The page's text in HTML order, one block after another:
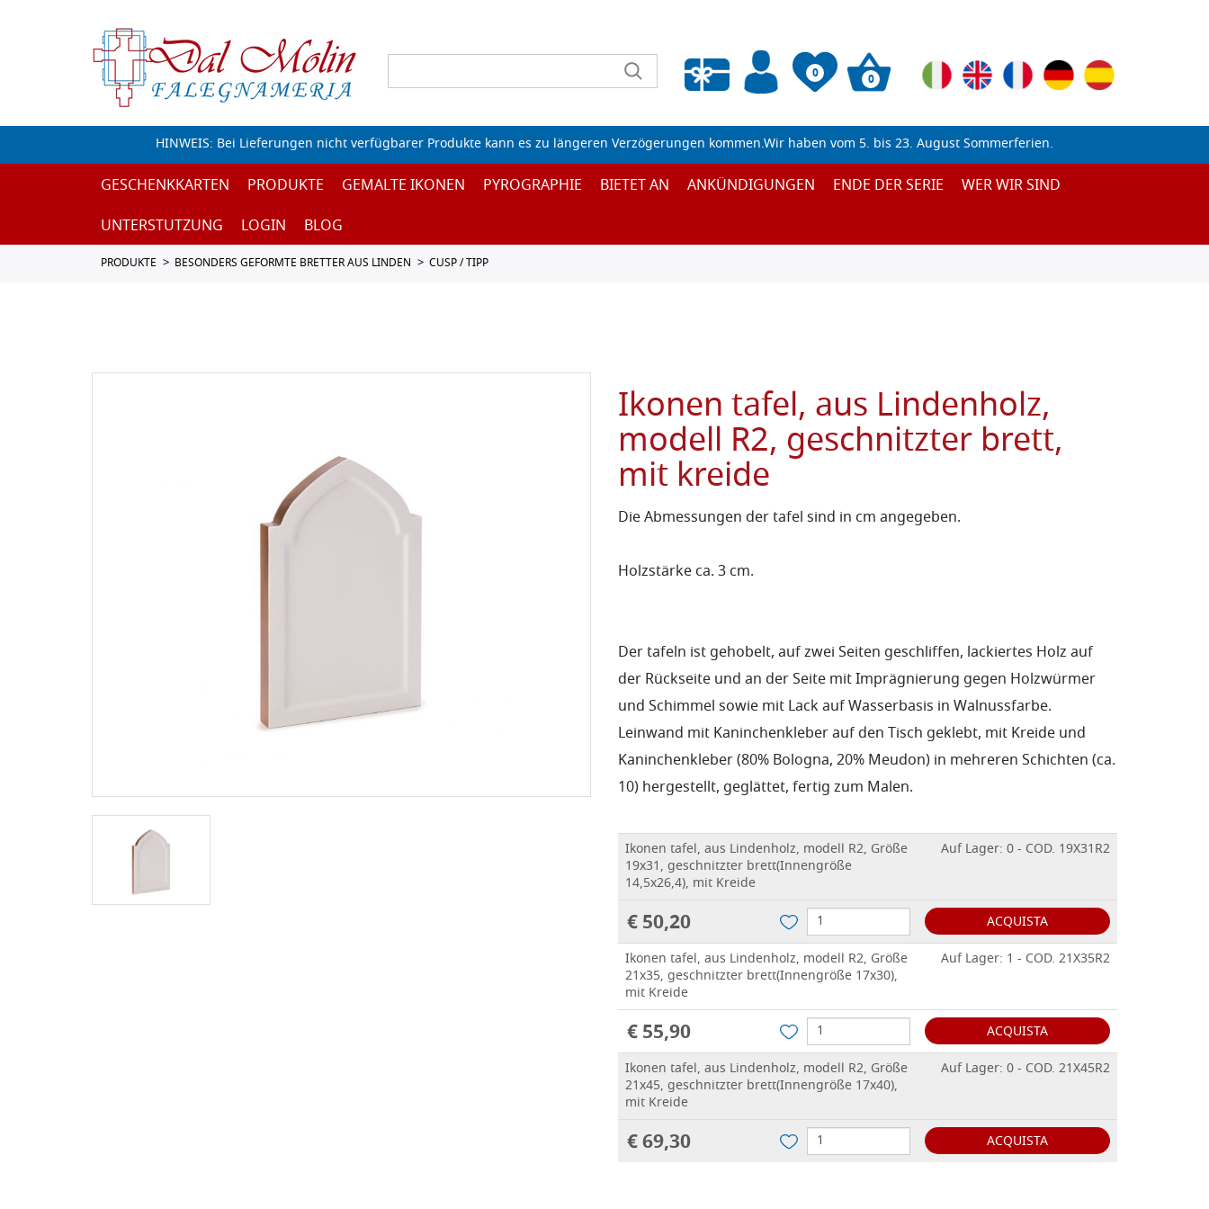
0
Wunschliste leeren
0
HINWEIS: Bei Lieferungen nicht verfügbarer Produkte kann es zu längeren Verzögerungen kommen.Wir haben vom 5. bis 23. August Sommerferien.
GESCHENKKARTEN PRODUKTE GEMALTE IKONEN PYROGRAPHIE BIETET AN ANKÜNDIGUNGEN ENDE DER SERIE
WER WIR SIND
UNTERSTUTZUNG
LOGIN BLOG
PRODUKTE BESONDERS GEFORMTE BRETTER AUS LINDEN CUSP / TIPP
Ikonen tafel, aus Lindenholz,
modell R2, geschnitzter brett,
mit kreide
Die Abmessungen der tafel sind in cm angegeben.
Holzstärke ca. 3 cm.
Der tafeln ist gehobelt, auf zwei Seiten geschliffen, lackiertes Holz auf
der Rückseite und an der Seite mit Imprägnierung gegen Holzwürmer
und Schimmel sowie mit Lack auf Wasserbasis in Walnussfarbe.
Leinwand mit Kaninchenkleber auf den Tisch geklebt, mit Kreide und
Kaninchenkleber (80% Bologna, 20% Meudon) in mehreren Schichten (ca.
10) hergestellt, geglättet, fertig zum Malen.
Ikonen tafel, aus Lindenholz, modell R2, Größe
19x31, geschnitzter brett(Innengröße
14,5x26,4), mit Kreide
Auf Lager: 0 - COD. 19X31R2
€ 50,20
ACQUISTA
Ikonen tafel, aus Lindenholz, modell R2, Größe
21x35, geschnitzter brett(Innengröße 17x30),
mit Kreide
Auf Lager: 1 - COD. 21X35R2
€ 55,90
ACQUISTA
Ikonen tafel, aus Lindenholz, modell R2, Größe
21x45, geschnitzter brett(Innengröße 17x40),
mit Kreide
Auf Lager: 0 - COD. 21X45R2
€ 69,30 ACQUISTA